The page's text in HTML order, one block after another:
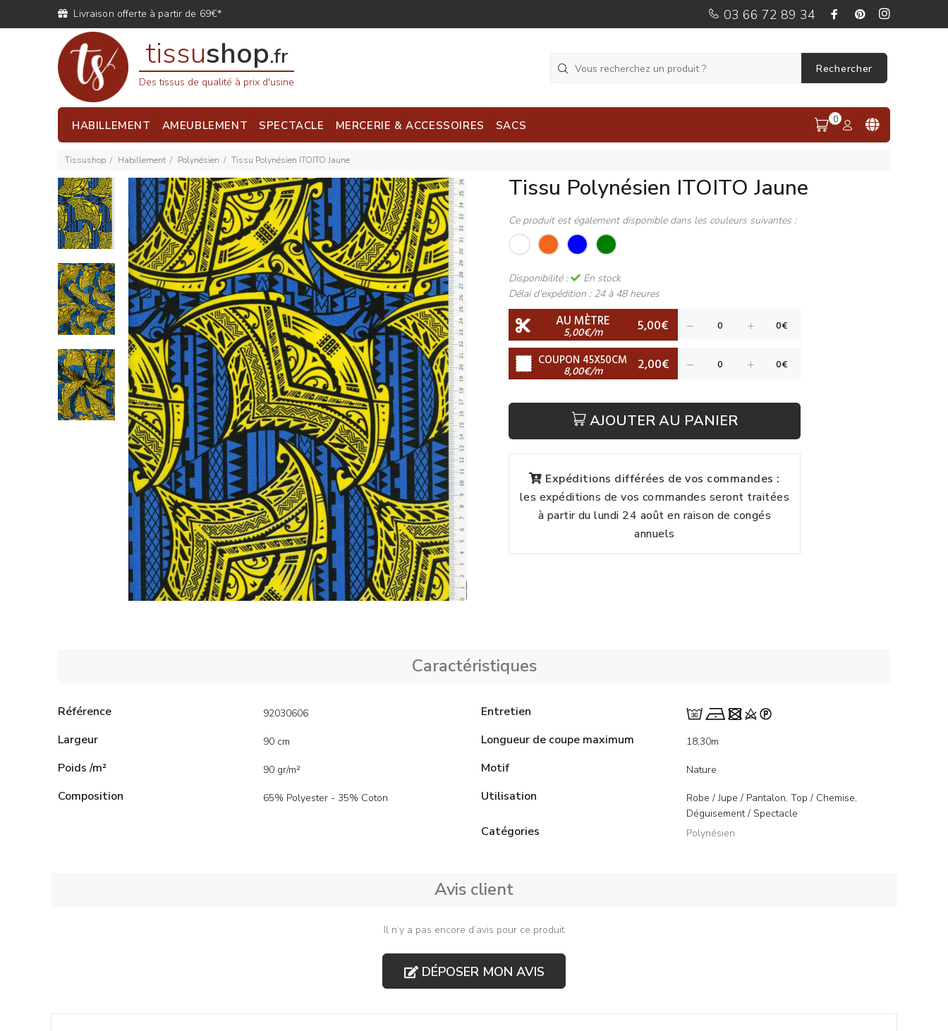
Livraison offerte à partir de 69€* 03 66 72 89 34
tissushop.fr
Des tissus de qualité à prix d'usine
Rechercher
HABILLEMENT AMEUBLEMENT SPECTACLE MERCERIE & ACCESSOIRES SACS 0
Tissushop Habillement Polynésien Tissu Polynésien ITOITO Jaune
Tissu Polynésien ITOITO Jaune
Ce produit est également disponible dans les couleurs suivantes :
Disponibilité :
En stock
Délai d'expédition : 24 à 48 heures
AU MÈTRE
5,00€/m 5,00€
COUPON 45X50CM
8,00€/m 2,00€
AJOUTER AU PANIER
Expéditions différées de vos commandes :
les expéditions de vos commandes seront traitées
à partir du lundi 24 août en raison de congés
annuels
Caractéristiques
Référence 92030606
Largeur 90 cm
Poids /m² 90 gr/m²
Composition 65% Polyester - 35% Coton
Entretien
Longueur de coupe maximum
18,30m
Motif Nature
Utilisation
Robe / Jupe / Pantalon, Top / Chemise,
Déguisement / Spectacle
Catégories Polynésien
Avis client
Il n’y a pas encore d’avis pour ce produit
DÉPOSER MON AVIS